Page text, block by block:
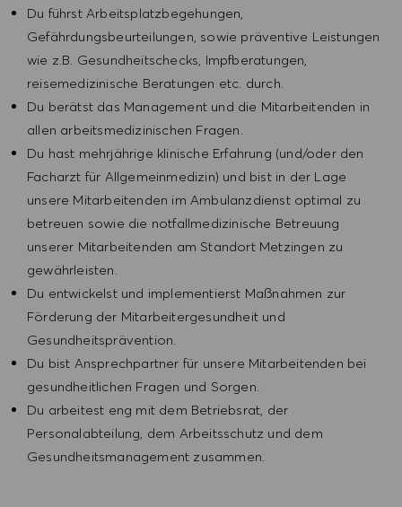
Du führst Arbeitsplatzbegehungen,
Gefährdungsbeurteilungen, sowie präventive Leistungen
wie z.B. Gesundheitschecks, Impfberatungen,
reisemedizinische Beratungen etc. durch.
Du berätst das Management und die Mitarbeitenden in
allen arbeitsmedizinischen Fragen.
Du hast mehrjährige klinische Erfahrung (und/oder den
Facharzt für Allgemeinmedizin) und bist in der Lage
unsere Mitarbeitenden im Ambulanzdienst optimal zu
betreuen sowie die notfallmedizinische Betreuung
unserer Mitarbeitenden am Standort Metzingen zu
gewährleisten.
Du entwickelst und implementierst Maßnahmen zur
Förderung der Mitarbeitergesundheit und
Gesundheitsprävention.
Du bist Ansprechpartner für unsere Mitarbeitenden bei
gesundheitlichen Fragen und Sorgen.
Du arbeitest eng mit dem Betriebsrat, der
Personalabteilung, dem Arbeitsschutz und dem
Gesundheitsmanagement zusammen.